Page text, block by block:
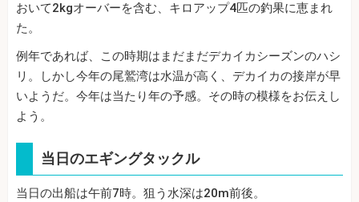
おいて2kgオーバーを含む、キロアップ4匹の釣果に恵まれ
た。
例年であれば、この時期はまだまだデカイカシーズンのハシ
リ。しかし今年の尾鷲湾は水温が高く、デカイカの接岸が早
いようだ。今年は当たり年の予感。その時の模様をお伝えし
よう。
当日のエギングタックル
当日の出船は午前7時。狙う水深は20m前後。